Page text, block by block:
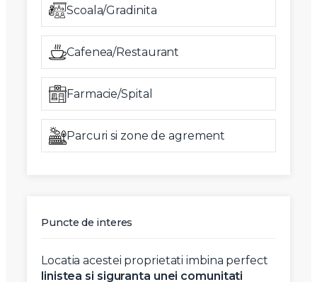
Scoala/Gradinita
Cafenea/Restaurant
Farmacie/Spital
Parcuri si zone de agrement
Puncte de interes
Locatia acestei proprietati imbina perfect
linistea si siguranta unei comunitati